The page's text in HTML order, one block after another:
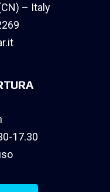
– Italy
17.30